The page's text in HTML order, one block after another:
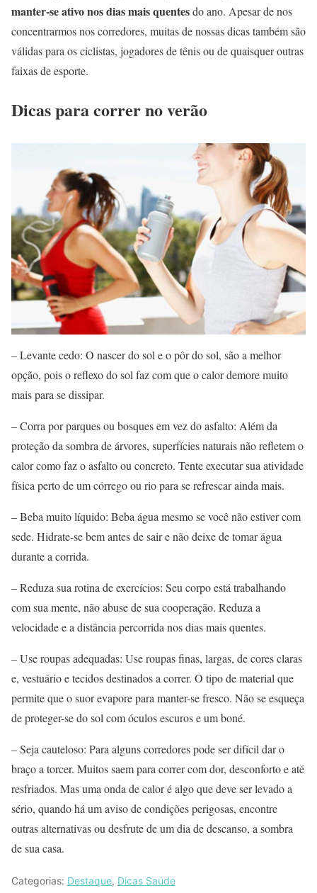
manter-se ativo nos dias mais quentesdo ano. Apesar de nos
concentrarmos nos corredores, muitas de nossas dicas também são
válidas para os ciclistas, jogadores de tênis ou de quaisquer outras
faixas de esporte.
Dicas para correr no verão
– Levante cedo: O nascer do sol e o pôr do sol, são a melhor
opção, pois o reflexo do sol faz com que o calor demore muito
mais para se dissipar.
– Corra por parques ou bosques em vez do asfalto: Além da
proteção da sombra de árvores, superfícies naturais não refletem o
calor como faz o asfalto ou concreto. Tente executar sua atividade
física perto de um córrego ou rio para se refrescar ainda mais.
– Beba muito líquido: Beba água mesmo se você não estiver com
sede. Hidrate-se bem antes de sair e não deixe de tomar água
durante a corrida.
– Reduza sua rotina de exercícios: Seu corpo está trabalhando
com sua mente, não abuse de sua cooperação. Reduza a
velocidade e a distância percorrida nos dias mais quentes.
– Use roupas adequadas: Use roupas finas, largas, de cores claras
e, vestuário e tecidos destinados a correr. O tipo de material que
permite que o suor evapore para manter-se fresco. Não se esqueça
de proteger-se do sol com óculos escuros e um boné.
– Seja cauteloso: Para alguns corredores pode ser difícil dar o
braço a torcer. Muitos saem para correr com dor, desconforto e até
resfriados. Mas uma onda de calor é algo que deve ser levado a
sério, quando há um aviso de condições perigosas, encontre
outras alternativas ou desfrute de um dia de descanso, a sombra
de sua casa.
Categorias: Destaque, Dicas Saúde